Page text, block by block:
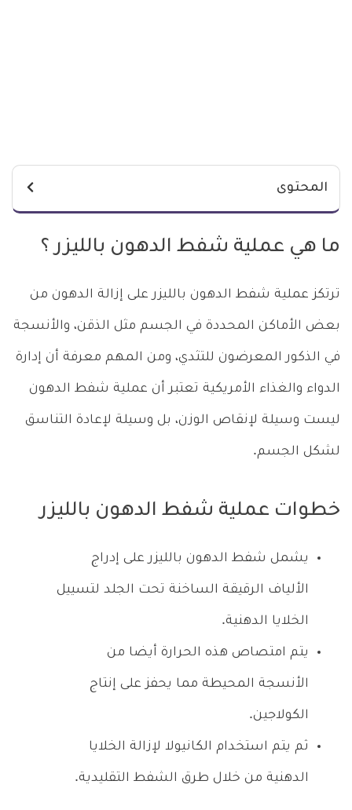
المحتوى
ما هي عملية شفط الدهون بالليزر ؟
ترتكز عملية شفط الدهون بالليزر على إزالة الدهون من
بعض الأماكن المحددة في الجسم مثل الذقن، والأنسجة
في الذكور المعرضون للتثدي، ومن المهم معرفة أن إدارة
الدواء والغذاء الأمريكية تعتبر أن عملية شفط الدهون
ليست وسيلة لإنقاص الوزن، بل وسيلة لإعادة التناسق
لشكل الجسم.
خطوات عملية شفط الدهون بالليزر
يشمل شفط الدهون بالليزر على إدراج
الألياف الرقيقة الساخنة تحت الجلد لتسييل
الخلايا الدهنية.
يتم امتصاص هذه الحرارة أيضا من
الأنسجة المحيطة مما يحفز على إنتاج
الكولاجين.
ثم يتم استخدام الكانيولا لإزالة الخلايا
الدهنية من خلال طرق الشفط التقليدية.